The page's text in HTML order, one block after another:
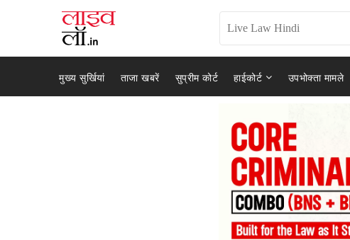
मुख्य सुर्खियां ताजा खबरें सुप्रीम कोर्ट हाईकोर्ट उपभोक्ता मामले